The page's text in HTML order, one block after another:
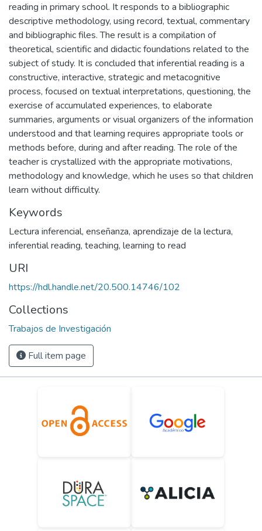
reading in primary school. It responds to a bibliographic
descriptive methodology, using record, textual, commentary
and bibliographic files. The result is a compilation of
theoretical, scientific and didactic foundations related to the
subject of study. It is concluded that inferential reading is a
constructive, interactive, strategic and metacognitive
process, focused on textual interpretations, questioning, the
exercise of accumulated experiences, to elaborate
summaries, arguments or visual organizers of the information
understood and that learning requires appropriate tools or
methods before, during and after reading. The role of the
teacher is crystallized with the appropriate motivations,
methodology and knowledge, which he uses so that children
learn without difficulty.
Keywords
Lectura inferencial, enseñanza, aprendizaje de la lectura,
inferential reading, teaching, learning to read
URI
https://hdl.handle.net/20.500.14746/102
Collections
Trabajos de Investigación
Full item page